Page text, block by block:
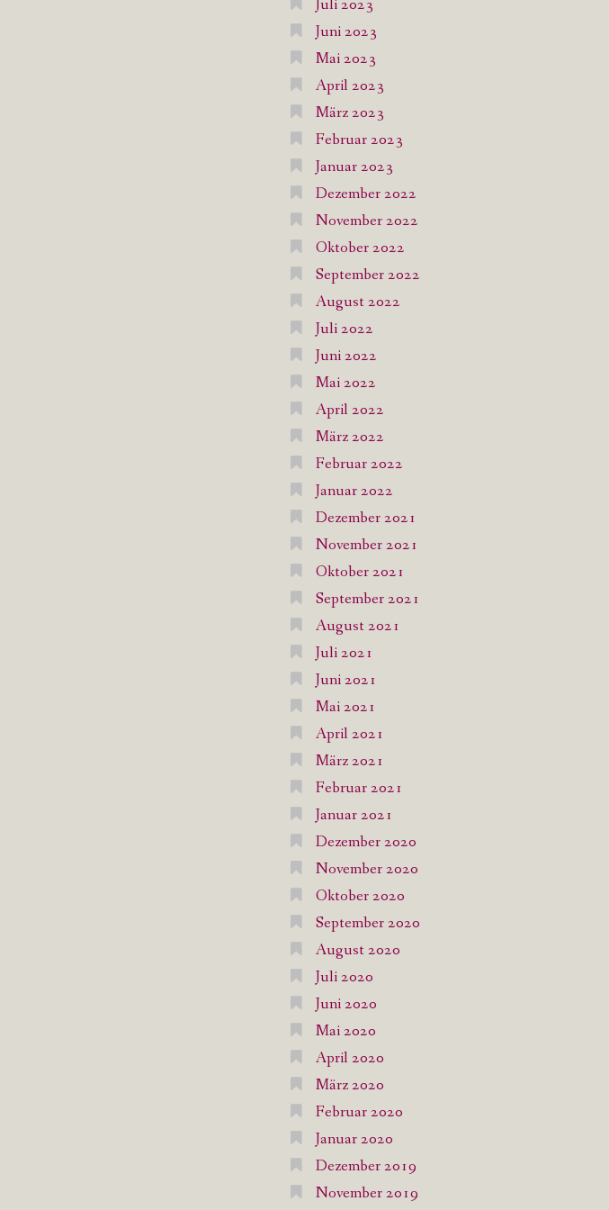
Juli 2023
Juni 2023
Mai 2023
April 2023
März 2023
Februar 2023
Januar 2023
Dezember 2022
November 2022
Oktober 2022
September 2022
August 2022
Juli 2022
Juni 2022
Mai 2022
April 2022
März 2022
Februar 2022
Januar 2022
Dezember 2021
November 2021
Oktober 2021
September 2021
August 2021
Juli 2021
Juni 2021
Mai 2021
April 2021
März 2021
Februar 2021
Januar 2021
Dezember 2020
November 2020
Oktober 2020
September 2020
August 2020
Juli 2020
Juni 2020
Mai 2020
April 2020
März 2020
Februar 2020
Januar 2020
Dezember 2019
November 2019